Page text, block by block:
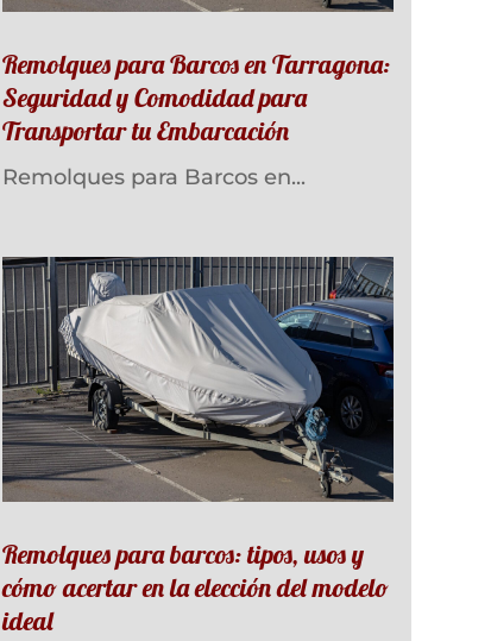
Remolques para Barcos en Tarragona:
Seguridad y Comodidad para
Transportar tu Embarcación
Remolques para Barcos en...
Remolques para barcos: tipos, usos y
cómo acertar en la elección del modelo
ideal